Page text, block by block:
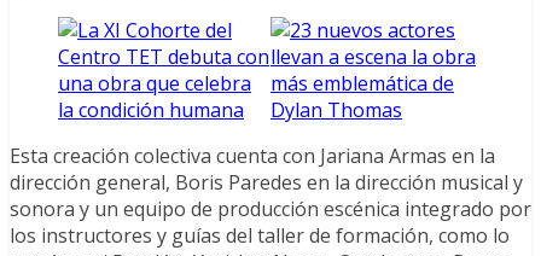
Esta creación colectiva cuenta con Jariana Armas en la
dirección general, Boris Paredes en la dirección musical y
sonora y un equipo de producción escénica integrado por
los instructores y guías del taller de formación, como lo